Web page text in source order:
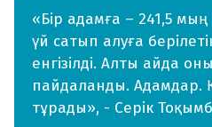
«Бір адамға – 241,5
үй сатып алуға
енгізілді. Алты айда
пайдаланды. Адамдар.
тұрады», - Серік